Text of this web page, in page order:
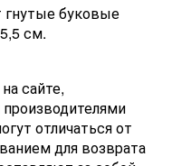
гнутые буковые
см.
сайте,
отличаться от
для возврата